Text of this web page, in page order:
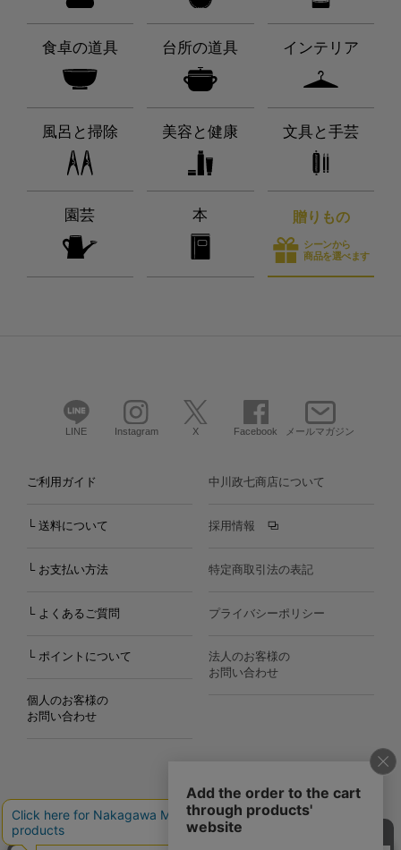
食卓の道具 台所の道具 インテリア
風呂と掃除 美容と健康 文具と手芸
園芸 本 贈りもの
シーンから
商品を選べます
LINE Instagram X Facebook メールマガジン
ご利用ガイド
└ 送料について
└ お支払い方法
└ よくあるご質問
└ ポイントについて
個人のお客様の
お問い合わせ
中川政七商店について
採用情報
特定商取引法の表記
プライバシーポリシー
法人のお客様の
お問い合わせ